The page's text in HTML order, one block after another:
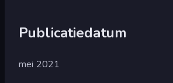
Publicatiedatum
mei 2021